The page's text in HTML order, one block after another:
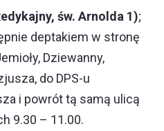
św. Arnolda 1);
deptakiem w stronę
Dziewanny,
do DPS-u
i powrót tą samą ulicą
9.30 – 11.00.